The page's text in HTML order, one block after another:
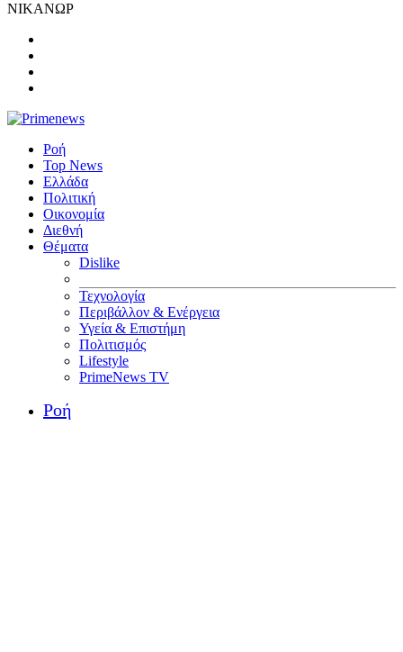
ΝΙΚΑΝΩΡ
Ροή
Top News
Ελλάδα
Πολιτική
Οικονομία
Διεθνή
Θέματα
Dislike
Τεχνολογία
Περιβάλλον & Ενέργεια
Υγεία & Επιστήμη
Πολιτισμός
Lifestyle
PrimeNews TV
Ροή